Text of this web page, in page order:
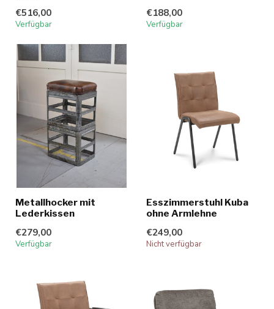
€516,00
Verfügbar
€188,00
Verfügbar
Metallhocker mit
Lederkissen
€279,00
Verfügbar
Esszimmerstuhl Kuba
ohne Armlehne
€249,00
Nicht verfügbar